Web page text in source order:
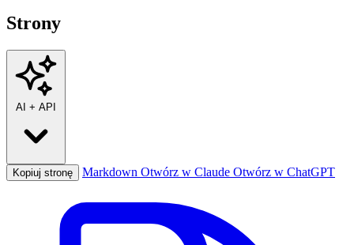
Strony
AI + API
Kopiuj stronę Markdown Otwórz w Claude Otwórz w ChatGPT